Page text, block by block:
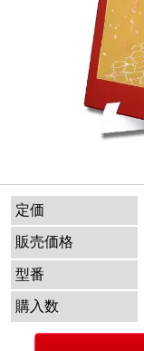
定価
販売価格
型番
購入数